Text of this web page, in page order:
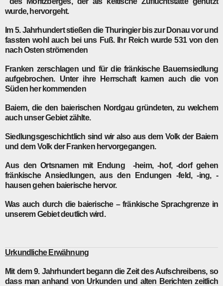
wurde, hervorgeht.
Im 5. Jahrhundert stießen die Thuringier bis zur Donau vor und
fassten wohl auch bei uns Fuß. Ihr Reich wurde 531 von den
nach Osten strömenden
Franken zerschlagen und für die fränkische Bauernsiedlung
aufgebrochen. Unter ihre Herrschaft kamen auch die von
Süden her kommenden
Baiern, die den baierischen Nordgau gründeten, zu welchem
auch unser Gebiet zählte.
Siedlungsgeschichtlich sind wir also aus dem Volk der Baiern
und dem Volk der Franken hervorgegangen.
Aus den Ortsnamen mit Endung -heim, -hof, -dorf gehen
fränkische Ansiedlungen, aus den Endungen -feld, -ing, -
hausen gehen baierische hervor.
Was auch durch die baierische – fränkische Sprachgrenze in
unserem Gebiet deutlich wird.
Urkundliche Erwähnung
Mit dem 9. Jahrhundert begann die Zeit des Aufschreibens, so
dass man anhand von Urkunden und alten Berichten zeitlich